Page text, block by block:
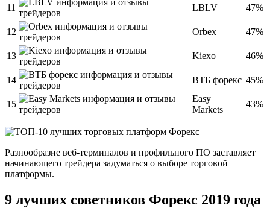
11 LBLV 47%
12 Orbex 47%
13 Kiexo 46%
14 ВТБ форекс 45%
15
Easy
Markets
43%
Разнообразие веб-терминалов и профильного ПО заставляет
начинающего трейдера задуматься о выборе торговой
платформы.
9 лучших советников Форекс 2019 года